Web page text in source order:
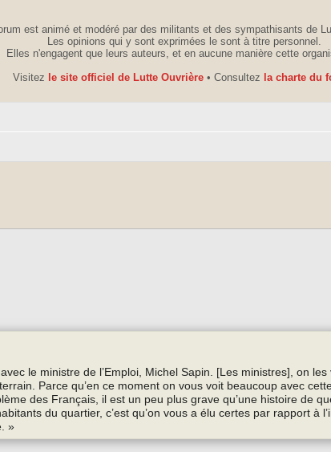
est animé et modéré par des militants et des sympathisants de
Les opinions qui y sont exprimées le sont à titre personnel.
Elles n'engagent que leurs auteurs, et en aucune manière cette
Visitez le site officiel de Lutte Ouvrière • Consultez la charte du
le ministre de l’Emploi, Michel Sapin. [Les ministres], on
Parce qu’en ce moment on vous voit beaucoup avec
des Français, il est un peu plus grave qu’une histoire de
du quartier, c’est qu’on vous a élu certes par rapport à
»